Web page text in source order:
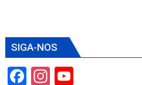
SIGA-NOS
F In